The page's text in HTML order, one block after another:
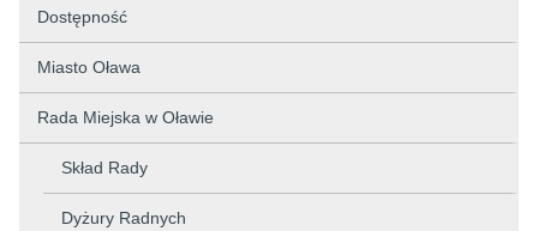
Dostępność
Miasto Oława
Rada Miejska w Oławie
Skład Rady
Dyżury Radnych